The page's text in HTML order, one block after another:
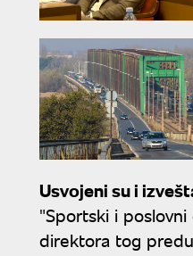
Usvojeni su i
"Sportski i
direktora tog